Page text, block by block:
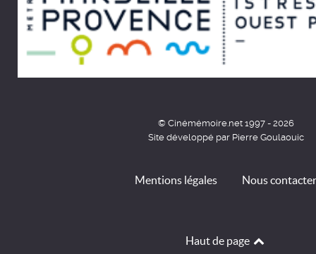
© Cinémémoire.net 1997 - 2026
Site développé par Pierre Goulaouic
Mentions légales Nous contacter
Haut de page